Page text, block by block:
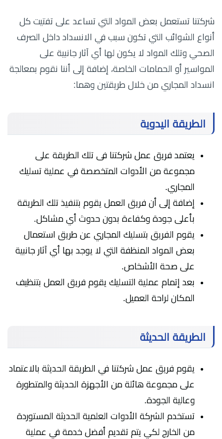
شركتنا تستعمل بعض المواد التي تساعد على تفتيت كل
أنواع الشوائب التي تكون سبب في الانسداد داخل الصرف
الصحي وتلك المواد لا يكون لها أي آثار جانبية على
المواسير أو الحمامات الخاصة، إضافة إلى أننا نقوم بمعالجة
انسداد المجاري من خلال طريقتين وهما:
الطريقة اليدوية
يعتمد فريق عمل شركتنا فى تلك الطريقة على
مجموعة من الأدوات المتخصصة في عملية تسليك
المجاري.
إضافة إلى أن فريق العمل يقوم بتنفيذ تلك الطريقة
بأعلى جودة وكفاءة بدون حدوث أي مشاكل.
يقوم الفريق بتسليك المجاري عن طريق استعمال
بعض المواد المنظفة التي لا يوجد بها أي آثار جانبية
على صحة الأشخاص.
بعد إتمام عملية التسليك يقوم فريق العمل بتنظيف
المكان لراحة العميل.
الطريقة الحديثة
يقوم فريق عمل شركتنا في الطريقة الحديثة بالاعتماد
على مجموعة هائلة من الأجهزة الحديثة والمتطورة
وعالية الجودة.
تستخدم الشركة الأدوات العلمية الحديثة المستوردة
من الخارج لكي يتم تقديم أفضل خدمة في عملية